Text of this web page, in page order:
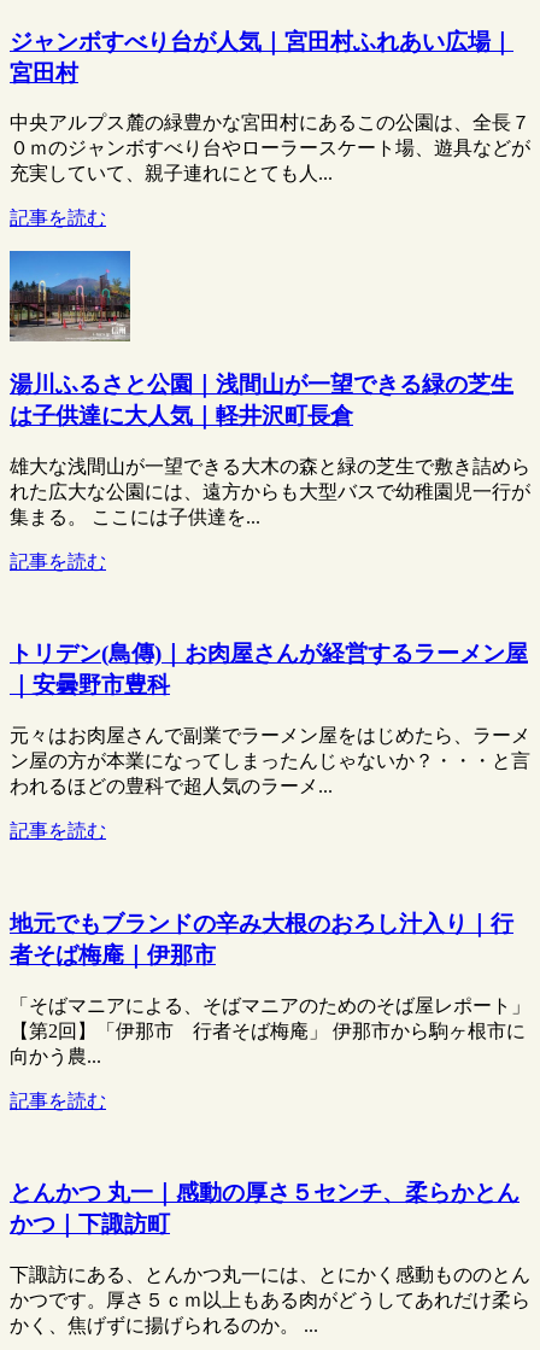
ジャンボすべり台が人気｜宮田村ふれあい広場｜
宮田村
中央アルプス麓の緑豊かな宮田村にあるこの公園は、全長７
０ｍのジャンボすべり台やローラースケート場、遊具などが
充実していて、親子連れにとても人...
記事を読む
湯川ふるさと公園｜浅間山が一望できる緑の芝生
は子供達に大人気｜軽井沢町長倉
雄大な浅間山が一望できる大木の森と緑の芝生で敷き詰めら
れた広大な公園には、遠方からも大型バスで幼稚園児一行が
集まる。 ここには子供達を...
記事を読む
トリデン(鳥傳)｜お肉屋さんが経営するラーメン屋
｜安曇野市豊科
元々はお肉屋さんで副業でラーメン屋をはじめたら、ラーメ
ン屋の方が本業になってしまったんじゃないか？・・・と言
われるほどの豊科で超人気のラーメ...
記事を読む
地元でもブランドの辛み大根のおろし汁入り｜行
者そば梅庵｜伊那市
「そばマニアによる、そばマニアのためのそば屋レポート」
【第2回】「伊那市 行者そば梅庵」 伊那市から駒ヶ根市に
向かう農...
記事を読む
とんかつ 丸一｜感動の厚さ５センチ、柔らかとん
かつ｜下諏訪町
下諏訪にある、とんかつ丸一には、とにかく感動もののとん
かつです。厚さ５ｃｍ以上もある肉がどうしてあれだけ柔ら
かく、焦げずに揚げられるのか。 ...